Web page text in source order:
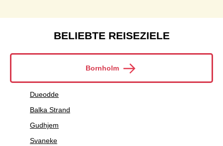
BELIEBTE REISEZIELE
Bornholm
Dueodde
Balka Strand
Gudhjem
Svaneke